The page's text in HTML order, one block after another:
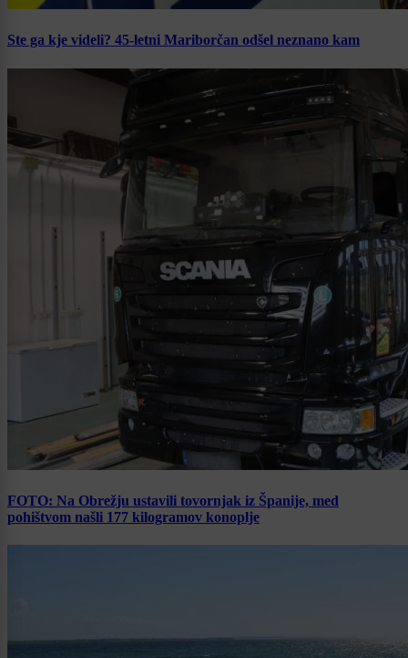
Ste ga kje videli? 45-letni Mariborčan odšel neznano kam
FOTO: Na Obrežju ustavili tovornjak iz Španije, med
pohištvom našli 177 kilogramov konoplje